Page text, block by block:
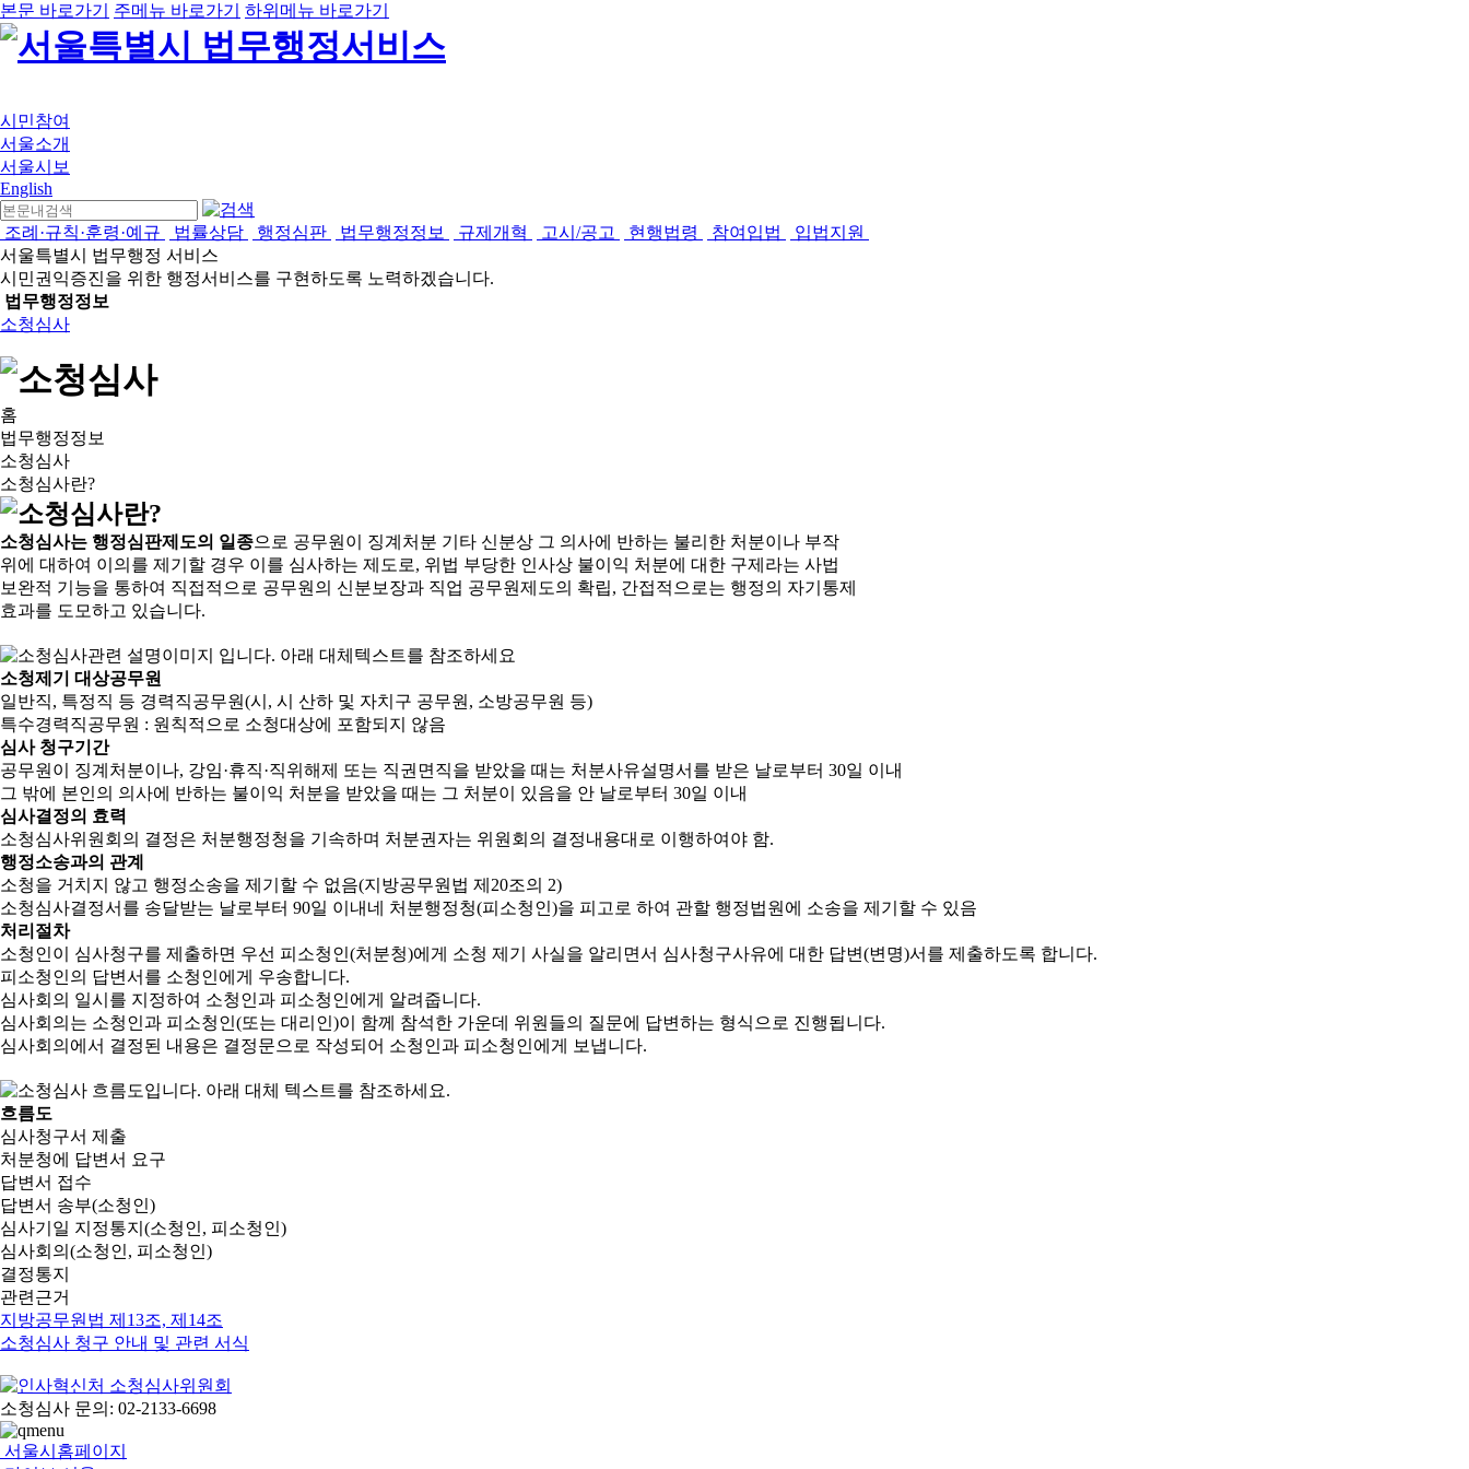
본문 바로가기 주메뉴 바로가기 하위메뉴 바로가기
시민참여
서울소개
서울시보
English
조례·규칙·훈령·예규 법률상담 행정심판 법무행정정보 규제개혁 고시/공고 현행법령 참여입법
입법지원
서울특별시 법무행정 서비스
시민권익증진을 위한 행정서비스를 구현하도록 노력하겠습니다.
법무행정정보
소청심사
홈
법무행정정보
소청심사
소청심사란?
소청심사는 행정심판제도의 일종으로 공무원이 징계처분 기타 신분상 그 의사에 반하는 불리한 처분이나 부작
위에 대하여 이의를 제기할 경우 이를 심사하는 제도로, 위법 부당한 인사상 불이익 처분에 대한 구제라는 사법
보완적 기능을 통하여 직접적으로 공무원의 신분보장과 직업 공무원제도의 확립, 간접적으로는 행정의 자기통제
효과를 도모하고 있습니다.
소청제기 대상공무원
일반직, 특정직 등 경력직공무원(시, 시 산하 및 자치구 공무원, 소방공무원 등)
특수경력직공무원 : 원칙적으로 소청대상에 포함되지 않음
심사 청구기간
공무원이 징계처분이나, 강임·휴직·직위해제 또는 직권면직을 받았을 때는 처분사유설명서를 받은 날로부터 30일 이내
그 밖에 본인의 의사에 반하는 불이익 처분을 받았을 때는 그 처분이 있음을 안 날로부터 30일 이내
심사결정의 효력
소청심사위원회의 결정은 처분행정청을 기속하며 처분권자는 위원회의 결정내용대로 이행하여야 함.
행정소송과의 관계
소청을 거치지 않고 행정소송을 제기할 수 없음(지방공무원법 제20조의 2)
소청심사결정서를 송달받는 날로부터 90일 이내네 처분행정청(피소청인)을 피고로 하여 관할 행정법원에 소송을 제기할 수 있음
처리절차
소청인이 심사청구를 제출하면 우선 피소청인(처분청)에게 소청 제기 사실을 알리면서 심사청구사유에 대한 답변(변명)서를 제출하도록 합니다.
피소청인의 답변서를 소청인에게 우송합니다.
심사회의 일시를 지정하여 소청인과 피소청인에게 알려줍니다.
심사회의는 소청인과 피소청인(또는 대리인)이 함께 참석한 가운데 위원들의 질문에 답변하는 형식으로 진행됩니다.
심사회의에서 결정된 내용은 결정문으로 작성되어 소청인과 피소청인에게 보냅니다.
흐름도
심사청구서 제출
처분청에 답변서 요구
답변서 접수
답변서 송부(소청인)
심사기일 지정통지(소청인, 피소청인)
심사회의(소청인, 피소청인)
결정통지
관련근거
지방공무원법 제13조, 제14조
소청심사 청구 안내 및 관련 서식
소청심사 문의: 02-2133-6698
서울시홈페이지